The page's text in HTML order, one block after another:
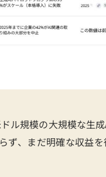
ル規模の大規模な生
ず、まだ明確な収益